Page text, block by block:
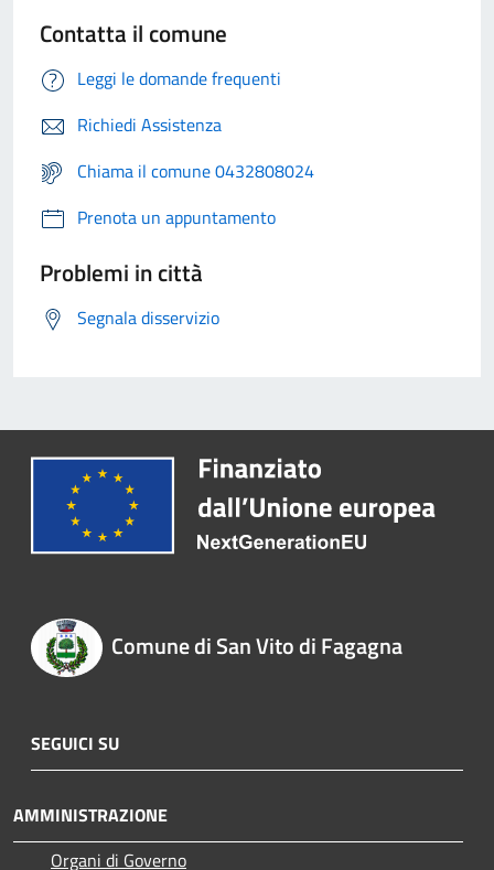
Contatta il comune
Leggi le domande frequenti
Richiedi Assistenza
Chiama il comune 0432808024
Prenota un appuntamento
Problemi in città
Segnala disservizio
Comune di San Vito di Fagagna
SEGUICI SU
AMMINISTRAZIONE
Organi di Governo